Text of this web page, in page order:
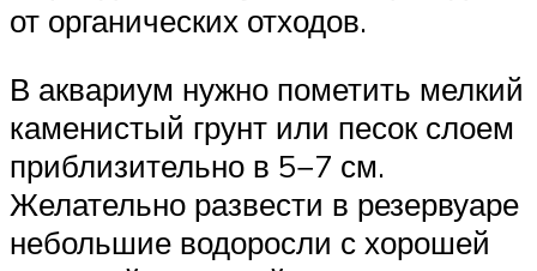
от органических отходов.
В аквариум нужно пометить мелкий
каменистый грунт или песок слоем
приблизительно в 5−7 см.
Желательно развести в резервуаре
небольшие водоросли с хорошей